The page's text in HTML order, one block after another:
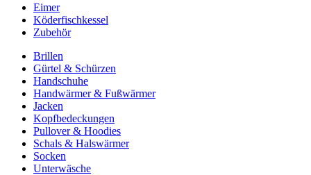
Eimer
Köderfischkessel
Zubehör
Brillen
Gürtel & Schürzen
Handschuhe
Handwärmer & Fußwärmer
Jacken
Kopfbedeckungen
Pullover & Hoodies
Schals & Halswärmer
Socken
Unterwäsche